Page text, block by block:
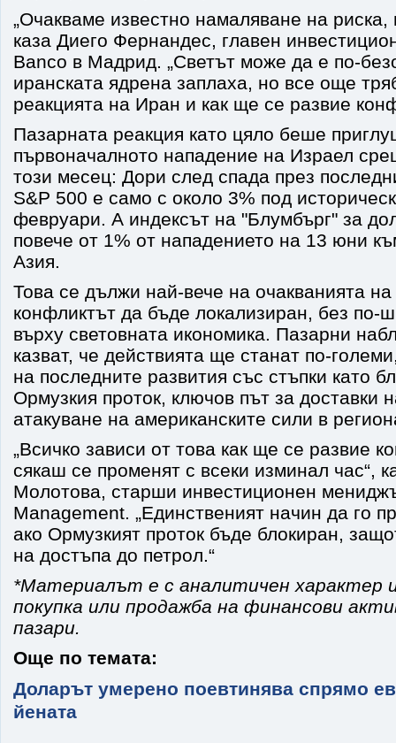
„Очакваме известно намаляване на риска,
каза Диего Фернандес, главен
Banco в Мадрид. „Светът може да е по-
иранската ядрена заплаха, но все още
реакцията на Иран и как ще се развие
Пазарната реакция като цяло беше
първоначалното нападение на Израел
този месец: Дори след спада през
S&P 500 е само с около 3% под
февруари. А индексът на "Блумбърг" за
повече от 1% от нападението на 13 юни
Азия.
Това се дължи най-вече на очакванията на
конфликтът да бъде локализиран, без по-
върху световната икономика. Пазарни
казват, че действията ще станат по-
на последните развития със стъпки като
Ормузкия проток, ключов път за доставки
атакуване на американските сили в
„Всичко зависи от това как ще се развие
сякаш се променят с всеки изминал час“,
Молотова, старши инвестиционен
Management. „Единственият начин да го
ако Ормузкият проток бъде блокиран,
на достъпа до петрол.“
*Материалът е с аналитичен характер
покупка или продажба на финансови
пазари.
Още по темата:
Доларът умерено поевтинява спрямо
йената